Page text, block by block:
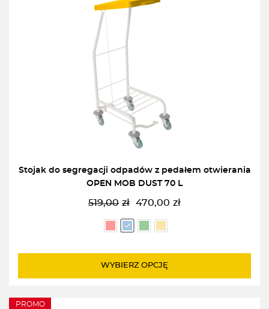
Stojak do segregacji odpadów z pedałem otwierania
OPEN MOB DUST 70 L
519,00 zł
Pierwotna
cena
wynosiła:
470,00 zł
Aktualna
cena
wynosi:
WYBIERZ OPCJĘ
PROMO